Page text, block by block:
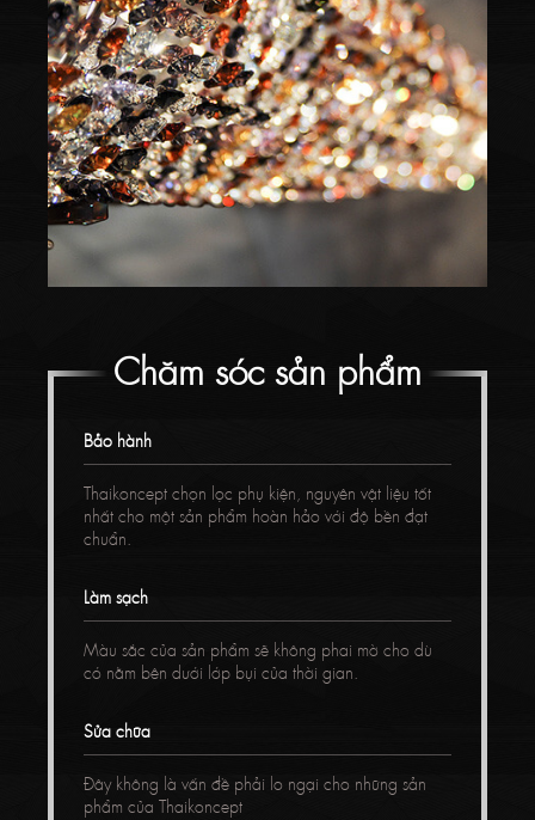
Chăm sóc sản phẩm
Bảo hành
Thaikoncept chọn lọc phụ kiện, nguyên vật liệu tốt
nhất cho một sản phẩm hoàn hảo với độ bền đạt
chuẩn.
Làm sạch
Màu sắc của sản phẩm sẽ không phai mờ cho dù
có nằm bên dưới lớp bụi của thời gian.
Sửa chữa
Đây không là vấn đề phải lo ngại cho những sản
phẩm của Thaikoncept